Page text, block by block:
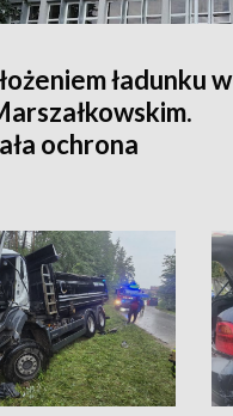
ładunku w
ochrona